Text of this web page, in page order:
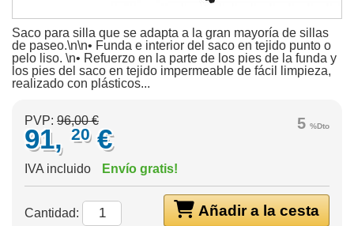
Saco para silla que se adapta a la gran mayoría de sillas
de paseo.\n\n• Funda e interior del saco en tejido punto o
pelo liso. \n• Refuerzo en la parte de los pies de la funda y
los pies del saco en tejido impermeable de fácil limpieza,
realizado con plásticos...
5 %Dto
PVP: 96,00 €
91, 20 €
IVA incluido Envío gratis!
Añadir a la cesta
Cantidad: